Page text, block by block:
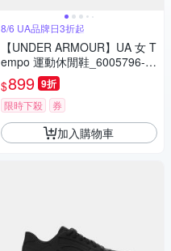
8/6 UA品牌日3折起
【UNDER ARMOUR】UA 女 T
empo 運動休閒鞋_6005796-1
00
$899 9折
限時下殺 券
加入購物車